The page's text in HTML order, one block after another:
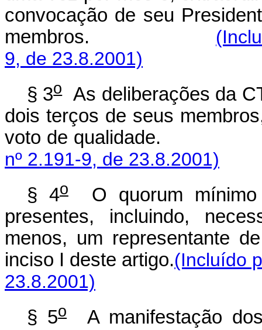
convocação de seu
membros.
9, de 23.8.2001)
§ 3oAs deliberações da
dois terços de seus
voto de
nº 2.191-9, de 23.8.2001)
§ 4oO quorum mínimo
presentes, incluindo,
menos, um representante
inciso I deste artigo.(Incluído
23.8.2001)
§ 5oA manifestação